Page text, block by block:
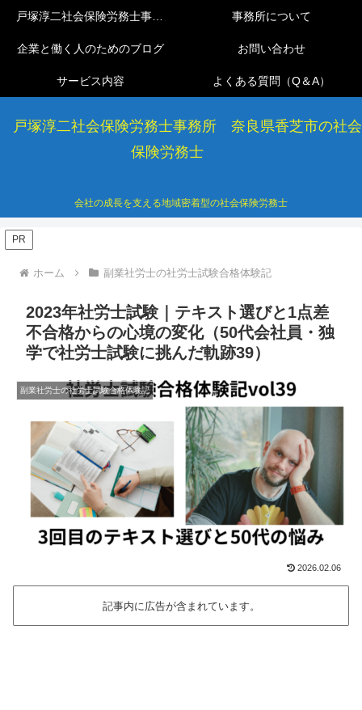
戸塚淳二社会保険労務士事務所 奈良県香芝市の社会
保険労務士
会社の成長を支える地域密着型の社会保険労務士
戸塚淳二社会保険労務士事務所 事務所について
企業と働く人のためのブログ お問い合わせ
サービス内容 よくある質問（Q＆A）
PR
ホーム 副業社労士の社労士試験合格体験記
2023年社労士試験｜テキスト選びと1点差
不合格からの心境の変化（50代会社員・独
学で社労士試験に挑んだ軌跡39）
副業社労士の社労士試験合格体験記
2026.02.06
記事内に広告が含まれています。